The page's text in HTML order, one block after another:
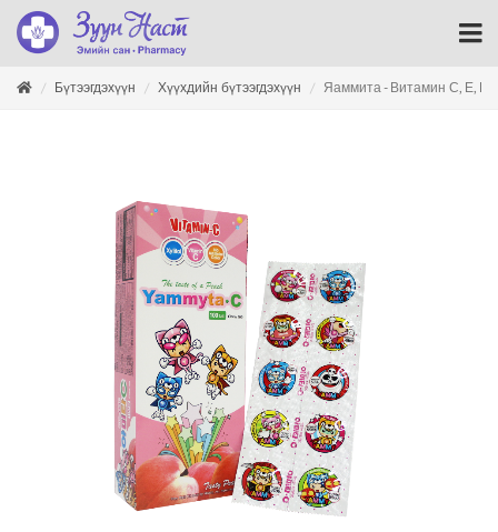
Бүтээгдэхүүн Хүүхдийн бүтээгдэхүүн Яаммита - Витамин С, Е,